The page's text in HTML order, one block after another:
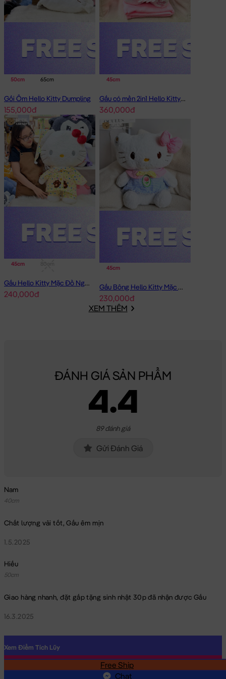
50cm 65cm
Gối Ôm Hello Kitty Dumpling
155,000đ
45cm
Gấu có mền 2in1 Hello Kitty mặc đầm voal
360,000đ
45cm
Gấu Hello Kitty Mặc Đồ Ngủ Thêu Sao
240,000đ
45cm
Gấu Bông Hello Kitty Mặc Đầm Caro Thêu Tulip
230,000đ
XEM THÊM
ĐÁNH GIÁ SẢN PHẨM
4.4
89 đánh giá
Gửi Đánh Giá
Nam
40cm
Chất lượng vải tốt, Gấu êm mịn
1.5.2025
Hiếu
50cm
Giao hàng nhanh, đặt gấp tặng sinh nhật 30p đã nhận được Gấu
16.3.2025
Free Ship
Chat
Xem Điểm Tích Lũy